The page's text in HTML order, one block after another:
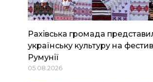
Рахівська громада
українську культуру на
Румунії
05.08.2026